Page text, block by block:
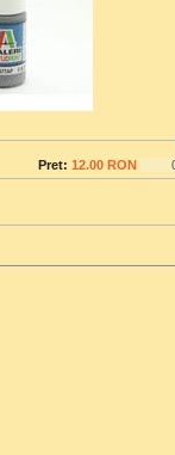
Pret: 12.00 RON